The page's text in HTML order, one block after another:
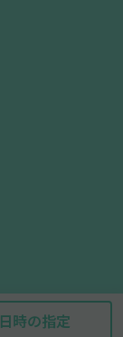
時の指定